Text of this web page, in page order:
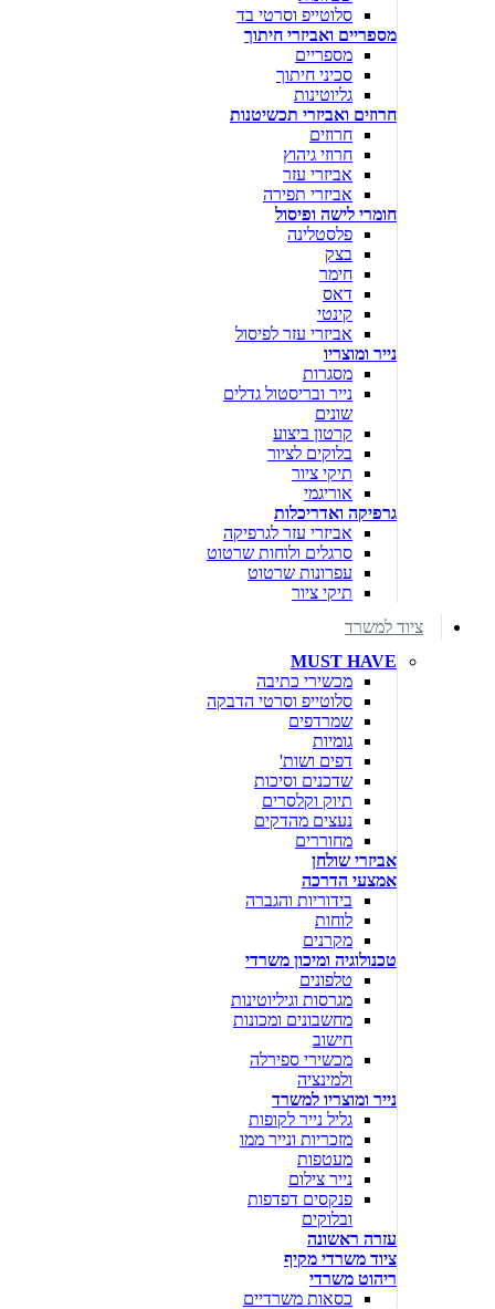
סלוטייפ וסרטי בד
מספריים ואביזרי חיתוך
מספריים
סכיני חיתוך
גליוטינות
חרוזים ואביזרי תכשיטנות
חרוזים
חרוזי גיהוץ
אביזרי עזר
אביזרי תפירה
חומרי לישה ופיסול
פלסטלינה
בצק
חימר
דאס
קינטי
אביזרי עזר לפיסול
נייר ומוצריו
מסגרות
נייר ובריסטול גדלים
שונים
קרטון ביצוע
בלוקים לציור
תיקי ציור
אוריגמי
גרפיקה ואדריכלות
אביזרי עזר לגרפיקה
סרגלים ולוחות שרטוט
עפרונות שרטוט
תיקי ציור
ציוד למשרד
MUST HAVE
מכשירי כתיבה
סלוטייפ וסרטי הדבקה
שמרדפים
גומיות
דפים ושות'
שדכנים וסיכות
תיוק וקלסרים
נעצים מהדקים
מחוררים
אביזרי שולחן
אמצעי הדרכה
בידוריות והגברה
לוחות
מקרנים
טכנולוגיה ומיכון משרדי
טלפונים
מגרסות וגיליוטינות
מחשבונים ומכונות
חישוב
מכשירי ספירלה
ולמינציה
נייר ומוצריו למשרד
גליל נייר לקופות
מזכריות ונייר ממו
מעטפות
נייר צילום
פנקסים דפדפות
ובלוקים
עזרה ראשונה
ציוד משרדי מקיף
ריהוט משרדי
כסאות משרדיים